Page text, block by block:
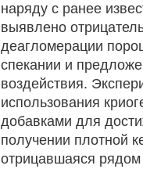
наряду с ранее
выявлено
деагломерации
спекании и
воздействия.
использования
добавками для
получении плотной
отрицавшаяся рядом